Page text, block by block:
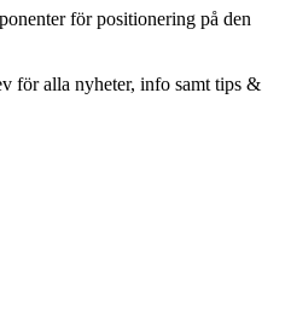
för positionering på den
för alla nyheter, info samt tips &